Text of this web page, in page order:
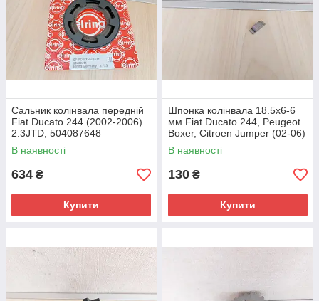
Сальник колінвала передній
Fiat Ducato 244 (2002-2006)
2.3JTD, 504087648
В наявності
634 ₴
Купити
Шпонка колінвала 18.5x6-6
мм Fiat Ducato 244, Peugeot
Boxer, Citroen Jumper (02-06)
2.0/2.2JTD/HDi, 9406976149
В наявності
130 ₴
Купити